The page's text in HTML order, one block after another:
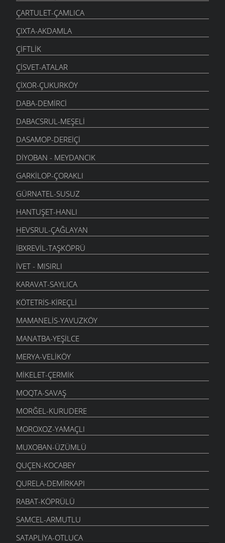
ÇARTULET-ÇAMLICA
ÇIXTA-AKDAMLA
ÇIFTLIK
ÇISVET-ATALAR
ÇIXOR-ÇUKURKÖY
DABA-DEMIRCI
DABACSRUL-MEŞELI
DASAMOP-DEREIÇI
DIYOBAN - MEYDANCIK
GARKILOP-ÇORAKLI
GÜRNATEL-SUSUZ
HANTUŞET-HANLI
HEVSRUL-ÇAĞLAYAN
İBXREVIL-TAŞKÖPRÜ
İVET - MISIRLI
KARAVAT-SAYLICA
KÖTETRIS-KIREÇLI
MAMANELIS-YAVUZKÖY
MANATBA-YEŞILCE
MERYA-VELIKÖY
MIKELET-ÇERMIK
MOQTA-SAVAŞ
MORĞEL-KURUDERE
MOROXOZ-YAMAÇLI
MUXOBAN-ÜZÜMLÜ
QUÇEN-KOCABEY
QURELA-DEMIRKAPI
RABAT-KÖPRÜLÜ
SAMCEL-ARMUTLU
SATAPLIYA-OTLUCA